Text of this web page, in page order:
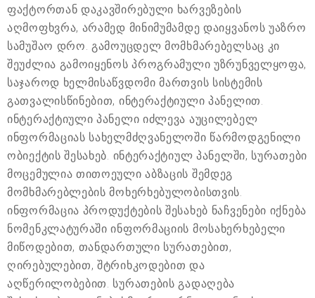
ფაქტორთან დაკავშირებული ხარვეზების
აღმოფხვრა, არამედ მინიმუმამდე დაიყვანოს უაზრო
სამუშაო დრო. გამოუცდელ მომხმარებელსაც კი
შეუძლია გამოიყენოს პროგრამული უზრუნველყოფა,
საჯაროდ ხელმისაწვდომი მართვის სისტემის
გათვალისწინებით, ინტერაქტიული პანელით.
ინტერაქტიული პანელი იძლევა აუცილებელ
ინფორმაციას სახელმძღვანელოში წარმოდგენილი
ობიექტის შესახებ. ინტერაქტიულ პანელში, სურათები
მოცემულია თითოეული აბზაცის შემდეგ
მომხმარებლების მოხერხებულობისთვის.
ინფორმაცია პროდუქტების შესახებ ნაჩვენები იქნება
ნომენკლატურაში ინფორმაციის მოსახერხებელი
მიწოდებით, თანდართული სურათებით,
ღირებულებით, შტრიხკოდებით და
აღწერილობებით. სურათების გადაღება